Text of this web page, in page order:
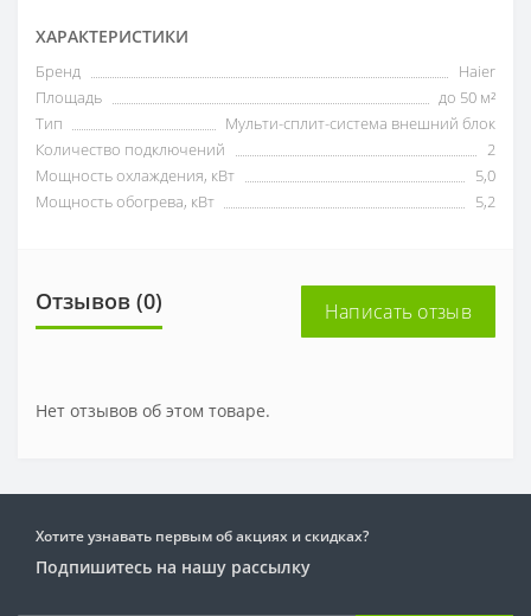
ХАРАКТЕРИСТИКИ
Бренд
Haier
Площадь
до 50 м²
Тип
Мульти-сплит-система внешний блок
Количество подключений
2
Мощность охлаждения, кВт
5,0
Мощность обогрева, кВт
5,2
Отзывов (0) Написать отзыв
Нет отзывов об этом товаре.
Хотите узнавать первым об акциях и скидках?
Подпишитесь на нашу рассылку